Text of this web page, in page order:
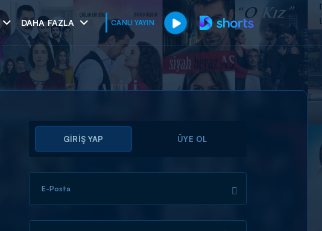
DAHA FAZLA CANLI YAYIN
GİRİŞ YAP ÜYE OL
E-Posta